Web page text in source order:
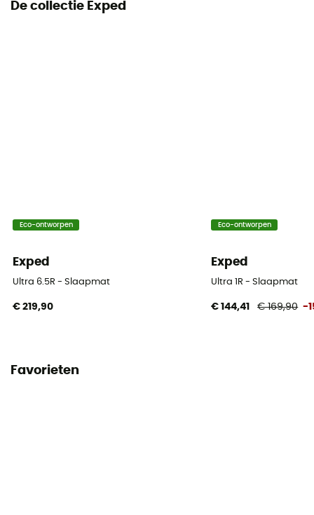
De collectie Exped
Eco-ontworpen
Exped
Ultra 6.5R - Slaapmat
€ 219,90
Eco-ontworpen
Exped
Ultra 1R - Slaapmat
€ 144,41 € 169,90 -
Favorieten